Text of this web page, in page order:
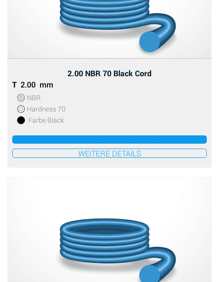
2.00 NBR 70 Black Cord
T 2.00 mm
Farbe Black
Hardness 70
NBR
WEITERE DETAILS